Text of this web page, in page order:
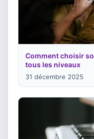
Comment choisir
tous les niveaux
31 décembre 2025